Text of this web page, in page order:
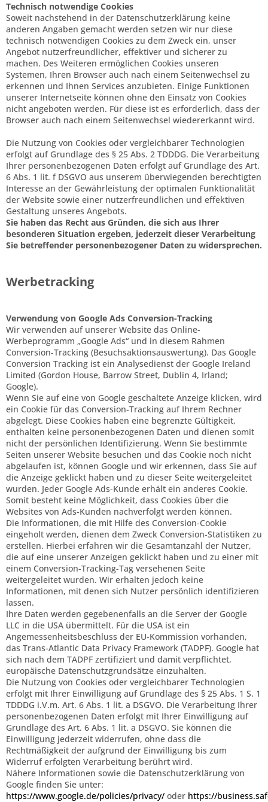
Technisch notwendige Cookies
Soweit nachstehend in der Datenschutzerklärung keine
anderen Angaben gemacht werden setzen wir nur diese
technisch notwendigen Cookies zu dem Zweck ein, unser
Angebot nutzerfreundlicher, effektiver und sicherer zu
machen. Des Weiteren ermöglichen Cookies unseren
Systemen, Ihren Browser auch nach einem Seitenwechsel zu
erkennen und Ihnen Services anzubieten. Einige Funktionen
unserer Internetseite können ohne den Einsatz von Cookies
nicht angeboten werden. Für diese ist es erforderlich, dass der
Browser auch nach einem Seitenwechsel wiedererkannt wird.
Die Nutzung von Cookies oder vergleichbarer Technologien
erfolgt auf Grundlage des § 25 Abs. 2 TDDDG. Die Verarbeitung
Ihrer personenbezogenen Daten erfolgt auf Grundlage des Art.
6 Abs. 1 lit. f DSGVO aus unserem überwiegenden berechtigten
Interesse an der Gewährleistung der optimalen Funktionalität
der Website sowie einer nutzerfreundlichen und effektiven
Gestaltung unseres Angebots.
Sie haben das Recht aus Gründen, die sich aus Ihrer
besonderen Situation ergeben, jederzeit dieser Verarbeitung
Sie betreffender personenbezogener Daten zu widersprechen.
Werbetracking
Verwendung von Google Ads Conversion-Tracking
Wir verwenden auf unserer Website das Online-
Werbeprogramm „Google Ads“ und in diesem Rahmen
Conversion-Tracking (Besuchsaktionsauswertung). Das Google
Conversion Tracking ist ein Analysedienst der Google Ireland
Limited (Gordon House, Barrow Street, Dublin 4, Irland;
Google).
Wenn Sie auf eine von Google geschaltete Anzeige klicken, wird
ein Cookie für das Conversion-Tracking auf Ihrem Rechner
abgelegt. Diese Cookies haben eine begrenzte Gültigkeit,
enthalten keine personenbezogenen Daten und dienen somit
nicht der persönlichen Identifizierung. Wenn Sie bestimmte
Seiten unserer Website besuchen und das Cookie noch nicht
abgelaufen ist, können Google und wir erkennen, dass Sie auf
die Anzeige geklickt haben und zu dieser Seite weitergeleitet
wurden. Jeder Google Ads-Kunde erhält ein anderes Cookie.
Somit besteht keine Möglichkeit, dass Cookies über die
Websites von Ads-Kunden nachverfolgt werden können.
Die Informationen, die mit Hilfe des Conversion-Cookie
eingeholt werden, dienen dem Zweck Conversion-Statistiken zu
erstellen. Hierbei erfahren wir die Gesamtanzahl der Nutzer,
die auf eine unserer Anzeigen geklickt haben und zu einer mit
einem Conversion-Tracking-Tag versehenen Seite
weitergeleitet wurden. Wir erhalten jedoch keine
Informationen, mit denen sich Nutzer persönlich identifizieren
lassen.
Ihre Daten werden gegebenenfalls an die Server der Google
LLC in die USA übermittelt. Für die USA ist ein
Angemessenheitsbeschluss der EU-Kommission vorhanden,
das Trans-Atlantic Data Privacy Framework (TADPF). Google hat
sich nach dem TADPF zertifiziert und damit verpflichtet,
europäische Datenschutzgrundsätze einzuhalten.
Die Nutzung von Cookies oder vergleichbarer Technologien
erfolgt mit Ihrer Einwilligung auf Grundlage des § 25 Abs. 1 S. 1
TDDDG i.V.m. Art. 6 Abs. 1 lit. a DSGVO. Die Verarbeitung Ihrer
personenbezogenen Daten erfolgt mit Ihrer Einwilligung auf
Grundlage des Art. 6 Abs. 1 lit. a DSGVO. Sie können die
Einwilligung jederzeit widerrufen, ohne dass die
Rechtmäßigkeit der aufgrund der Einwilligung bis zum
Widerruf erfolgten Verarbeitung berührt wird.
Nähere Informationen sowie die Datenschutzerklärung von
Google finden Sie unter:
https://www.google.de/policies/privacy/ oder https://